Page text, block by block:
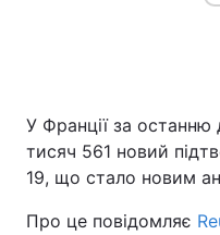
Головна
У Франції за останню
тисяч 561 новий
19, що стало новим
Про це повідомляє